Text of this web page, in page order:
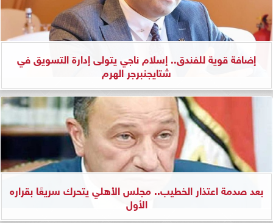
إضافة قوية للفندق.. إسلام ناجي يتولى إدارة التسويق في
شتايجنبرجر الهرم
بعد صدمة اعتذار الخطيب.. مجلس الأهلي يتحرك سريعًا بقراره
الأول